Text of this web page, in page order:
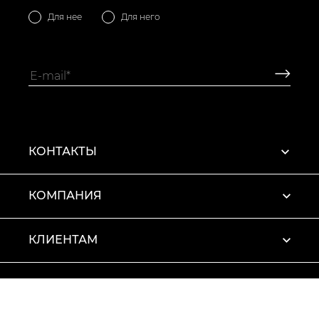
Для нее Для него
КОНТАКТЫ
КОМПАНИЯ
КЛИЕНТАМ